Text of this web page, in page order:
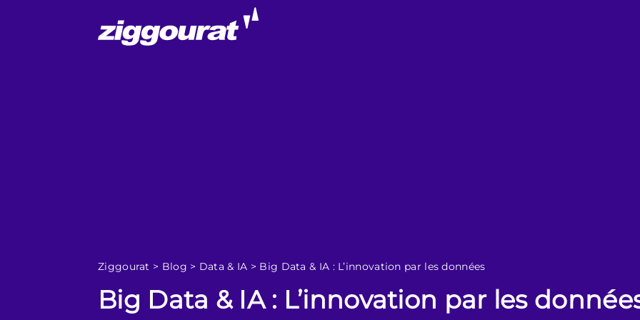
Ziggourat > Blog > Data & IA > Big Data & IA : L’innovation par les données
Big Data & IA : L’innovation par les